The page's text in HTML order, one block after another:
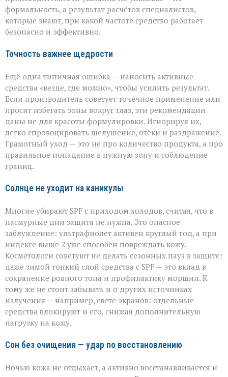
формальность, а результат расчётов специалистов,
которые знают, при какой частоте средство работает
безопасно и эффективно.
Точность важнее щедрости
Ещё одна типичная ошибка — наносить активные
средства «везде, где можно», чтобы усилить результат.
Если производитель советует точечное применение или
просит избегать зоны вокруг глаз, эти рекомендации
даны не для красоты формулировки. Игнорируя их,
легко спровоцировать шелушение, отёки и раздражение.
Грамотный уход — это не про количество продукта, а про
правильное попадание в нужную зону и соблюдение
границ.
Солнце не уходит на каникулы
Многие убирают SPF с приходом холодов, считая, что в
пасмурные дни защита не нужна. Это опасное
заблуждение: ультрафиолет активен круглый год, а при
индексе выше 2 уже способен повреждать кожу.
Косметологи советуют не делать сезонных пауз в защите:
даже зимой тонкий слой средства с SPF — это вклад в
сохранение ровного тона и профилактику морщин. К
тому же не стоит забывать и о других источниках
излучения — например, свете экранов: отдельные
средства блокируют и его, снижая дополнительную
нагрузку на кожу.
Сон без очищения — удар по восстановлению
Ночью кожа не отдыхает, а активно восстанавливается и